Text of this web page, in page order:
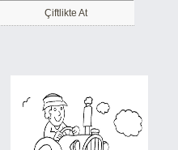
Çiftlikte At